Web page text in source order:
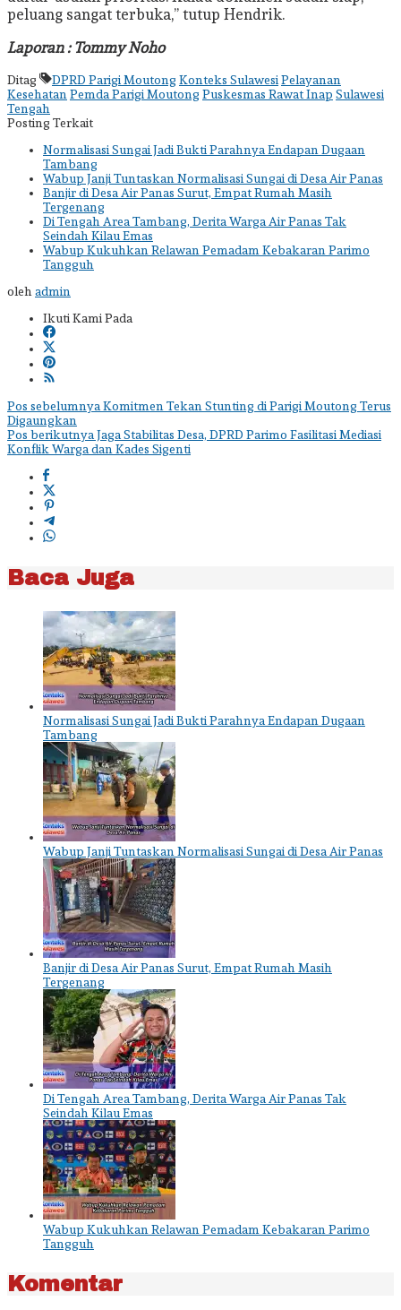
peluang sangat terbuka,” tutup Hendrik.
Laporan : Tommy Noho
Ditag DPRD Parigi Moutong Konteks Sulawesi Pelayanan
Kesehatan Pemda Parigi Moutong Puskesmas Rawat Inap Sulawesi
Tengah
Posting Terkait
Normalisasi Sungai Jadi Bukti Parahnya Endapan Dugaan
Tambang
Wabup Janji Tuntaskan Normalisasi Sungai di Desa Air Panas
Banjir di Desa Air Panas Surut, Empat Rumah Masih
Tergenang
Di Tengah Area Tambang, Derita Warga Air Panas Tak
Seindah Kilau Emas
Wabup Kukuhkan Relawan Pemadam Kebakaran Parimo
Tangguh
oleh admin
Ikuti Kami Pada
Navigasi
pos
Pos sebelumnyaKomitmen Tekan Stunting di Parigi Moutong Terus
Digaungkan
Pos berikutnyaJaga Stabilitas Desa, DPRD Parimo Fasilitasi Mediasi
Konflik Warga dan Kades Sigenti
Baca Juga
Normalisasi Sungai Jadi Bukti Parahnya Endapan Dugaan
Tambang
Wabup Janji Tuntaskan Normalisasi Sungai di Desa Air Panas
Banjir di Desa Air Panas Surut, Empat Rumah Masih
Tergenang
Di Tengah Area Tambang, Derita Warga Air Panas Tak
Seindah Kilau Emas
Wabup Kukuhkan Relawan Pemadam Kebakaran Parimo
Tangguh
Komentar